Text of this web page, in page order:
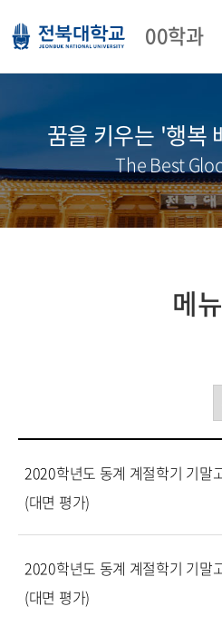
00학과
꿈을 키우는 '행복
The Best
메
2020학년도 동계 계절학기 기말
(대면 평가)
2020학년도 동계 계절학기 기말
(대면 평가)